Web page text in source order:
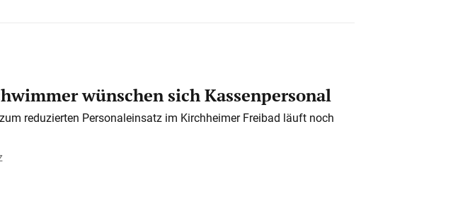
wünschen sich Kassenpersonal
reduzierten Personaleinsatz im Kirchheimer Freibad läuft noch